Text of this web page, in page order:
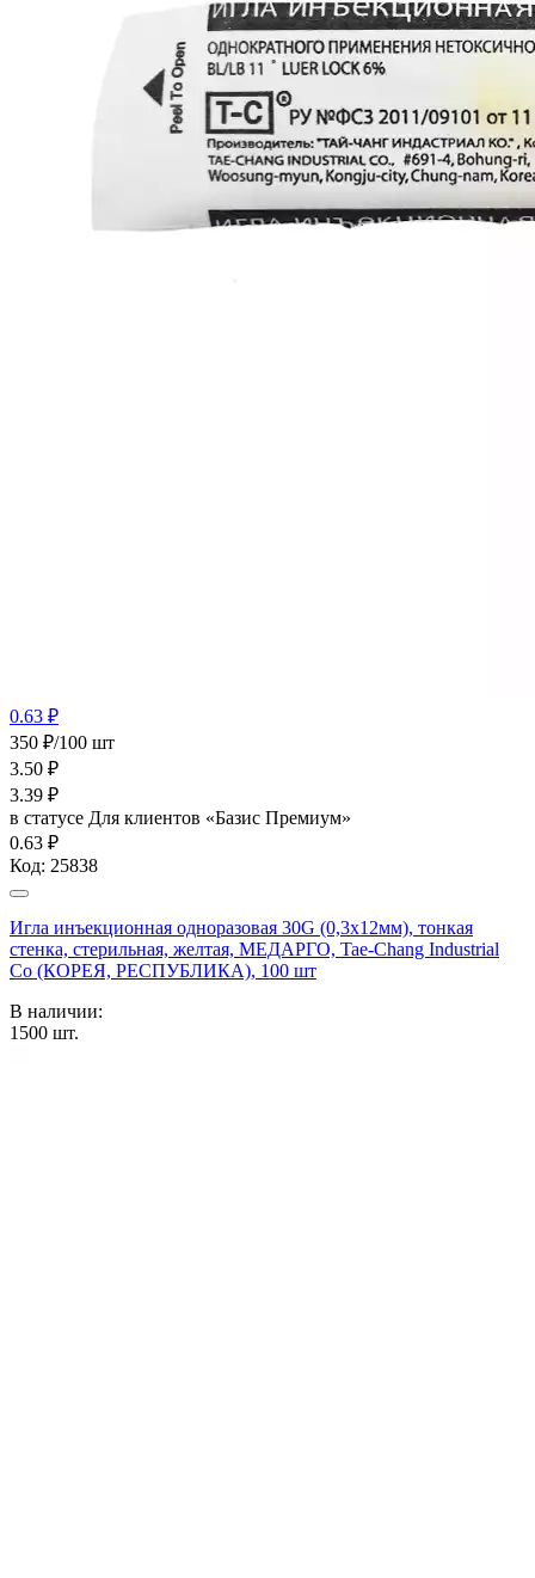
0.63 ₽
350 ₽/100 шт
3.50 ₽
3.39 ₽
в статусе Для клиентов «Базис Премиум»
0.63 ₽
Код: 25838
Игла инъекционная одноразовая 30G (0,3х12мм), тонкая
стенка, стерильная, желтая, МЕДАРГО, Tae-Chang Industrial
Co (КОРЕЯ, РЕСПУБЛИКА), 100 шт
В наличии:
1500 шт.